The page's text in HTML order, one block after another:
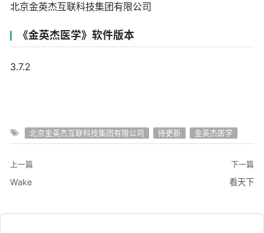
北京金英杰互联科技集团有限公司
《金英杰医学》软件版本
3.7.2
北京金英杰互联科技集团有限公司 待更新 金英杰医学
上一篇
Wake
下一篇
看天下